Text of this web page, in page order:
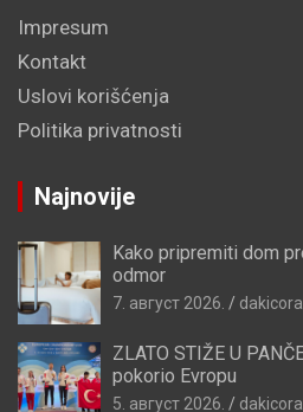
Impresum
Kontakt
Uslovi korišćenja
Politika privatnosti
Najnovije
Kako pripremiti dom
odmor
7. август 2026.
ZLATO STIŽE U
pokorio Evropu
5. август 2026.